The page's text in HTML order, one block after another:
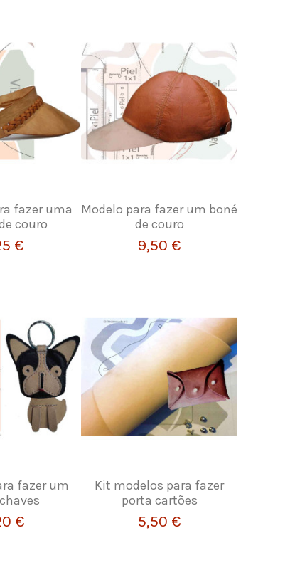
fazer uma
couro
€
Modelo para fazer um boné
de couro
9,50 €
fazer um
€
Kit modelos para fazer
porta cartões
5,50 €